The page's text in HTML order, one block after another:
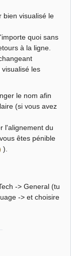
bien visualisé le
quoi sans
à la ligne.
les
le nom afin
(si vous avez
l'alignement du
êtes pénible
).
-> General (tu
-> et choisire